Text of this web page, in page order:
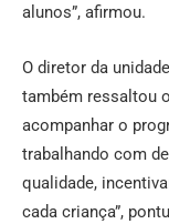
alunos”, afirmou.
O diretor da
também ressaltou
acompanhar o
trabalhando com
qualidade,
cada criança”,